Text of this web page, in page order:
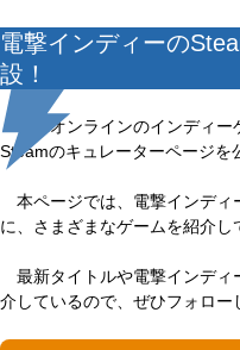
電撃インディーの
設！
電撃オンラインのインディー
Steamのキュレーターページを
本ページでは、電撃インディ
に、さまざまなゲームを紹介し
最新タイトルや電撃インディ
介しているので、ぜひフォロー